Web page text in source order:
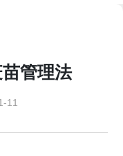
管理法
11